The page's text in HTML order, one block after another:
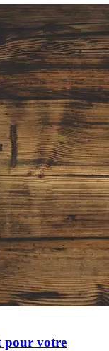
pour votre